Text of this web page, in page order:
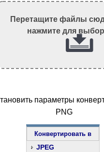
Перетащите файлы
нажмите для
параметры
PNG
Конвертировать в
JPEG